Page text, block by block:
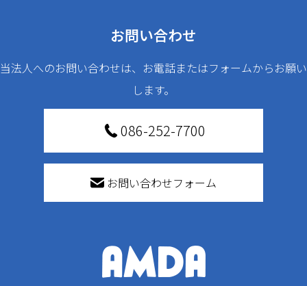
お問い合わせ
当法人へのお問い合わせは、お電話またはフォームからお願い
します。
086-252-7700
お問い合わせフォーム